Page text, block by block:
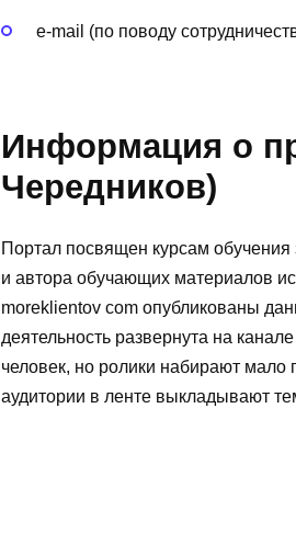
e-mail (по поводу
Информация о
Чередников)
Портал посвящен курсам обучения
и автора обучающих материалов
moreklientov com опубликованы
деятельность развернута на
человек, но ролики набирают мало
аудитории в ленте выкладывают